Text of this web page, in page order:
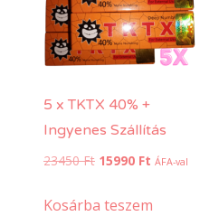
5 x TKTX 40% +
Ingyenes Szállítás
23450Ft Original
was:
15990 Ft Current
is:
ÁFA-val
Kosárba teszem